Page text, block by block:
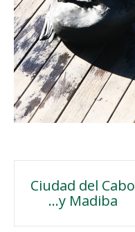
Navegación
Ciudad del Cabo
…y Madiba